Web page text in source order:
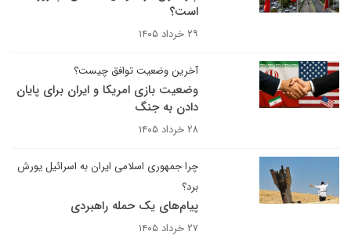
است؟
۲۹ خرداد ۱۴۰۵
آخرین وضعیت توافق چیست؟
وضعیت بازی امریکا و ایران برای پایان
دادن به جنگ
۲۸ خرداد ۱۴۰۵
چرا جمهوری اسلامی ایران به اسرائیل یورش
برد؟
پیام‌های یک حمله راهبردی
۲۷ خرداد ۱۴۰۵